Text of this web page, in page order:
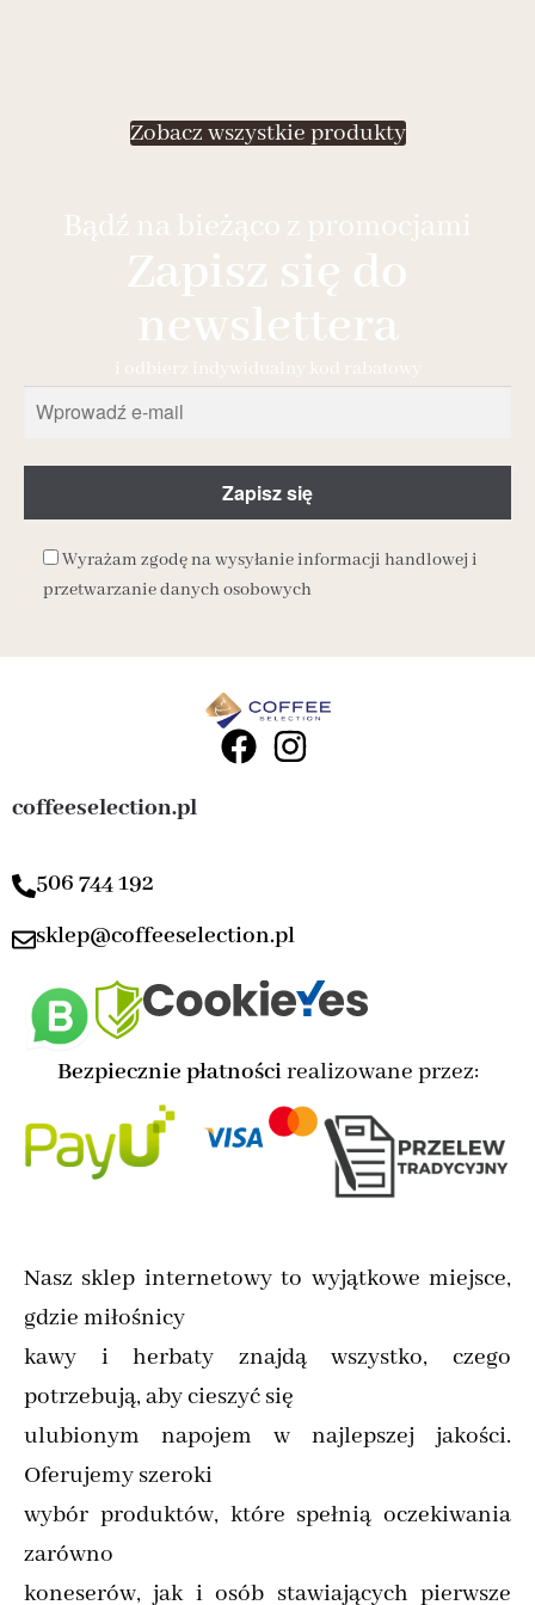
Zobacz wszystkie produkty
Bądź na bieżąco z promocjami
Zapisz się do
newslettera
i odbierz indywidualny kod rabatowy
Wyrażam zgodę na wysyłanie informacji handlowej i
przetwarzanie danych osobowych
coffeeselection.pl
506 744 192
sklep@coffeeselection.pl
Bezpiecznie płatnościrealizowane przez:
Nasz sklep internetowy to wyjątkowe miejsce,
gdzie miłośnicy
kawy i herbaty znajdą wszystko, czego
potrzebują, aby cieszyć się
ulubionym napojem w najlepszej jakości.
Oferujemy szeroki
wybór produktów, które spełnią oczekiwania
zarówno
koneserów, jak i osób stawiających pierwsze